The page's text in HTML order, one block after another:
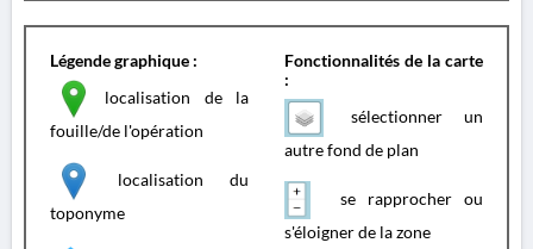
Légende graphique :
localisation de la
fouille/de l'opération
localisation du
toponyme
Fonctionnalités de la carte
:
sélectionner un
autre fond de plan
se rapprocher ou
s'éloigner de la zone